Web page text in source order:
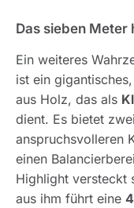
Das sieben Meter
Ein weiteres
ist ein
aus Holz, das als
dient. Es bietet
anspruchsvolleren
einen
Highlight versteckt
aus ihm führt eine